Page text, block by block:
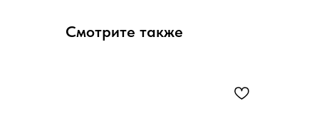
Смотрите также